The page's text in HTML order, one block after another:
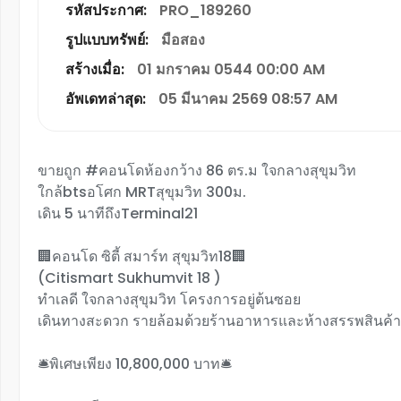
รหัสประกาศ:
PRO_189260
รูปแบบทรัพย์:
มือสอง
สร้างเมื่อ:
01 มกราคม 0544 00:00 AM
อัพเดทล่าสุด:
05 มีนาคม 2569 08:57 AM
ขายถูก #คอนโดห้องกว้าง 86 ตร.ม ใจกลางสุขุมวิท
ใกล้btsอโศก MRTสุขุมวิท 300ม.
เดิน 5 นาทีถึงTerminal21
🏢คอนโด ซิตี้ สมาร์ท สุขุมวิท18🏢
(Citismart Sukhumvit 18 )
ทำเลดี ใจกลางสุขุมวิท โครงการอยู่ต้นซอย
เดินทางสะดวก รายล้อมด้วยร้านอาหารและห้างสรรพสิน
🛎️พิเศษเพียง 10,800,000 บาท🛎️